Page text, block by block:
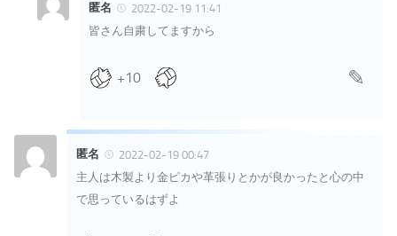
匿名
2022-02-19 11:41
皆さん自粛してますから
+10
匿名
2022-02-19 00:47
主人は木製より金ピカや革張りとかが良かったと心の中
で思っているはずよ